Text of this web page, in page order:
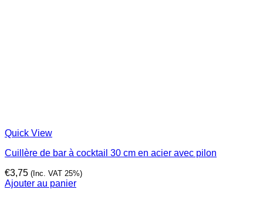
Quick View
Cuillère de bar à cocktail 30 cm en acier avec pilon
€3,75 (Inc. VAT 25%)
Ajouter au panier